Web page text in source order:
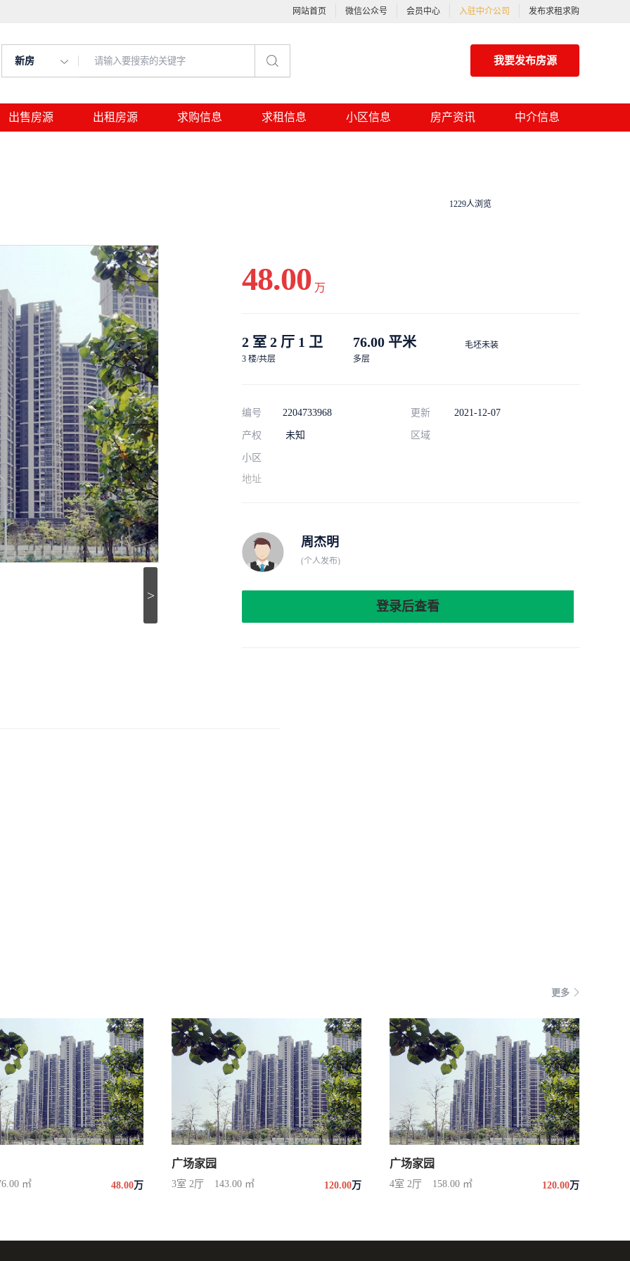
网站首页 微信公众号 会员中心 入驻中介公司 发布求租求购
新房 我要发布房源
出售房源 出租房源 求购信息 求租信息 小区信息 房产资讯 中介信息
1229人浏览
>
48.00 万
2 室 2 厅 1 卫
3 楼/共层
76.00 平米
多层
毛坯未装
编号 2204733968 更新 2021-12-07
产权 未知 区域
小区
地址
周杰明
(个人发布)
登录后查看
更多
㎡ 48.00万
广场家园
3室 2厅 143.00 ㎡ 120.00万
广场家园
4室 2厅 158.00 ㎡ 120.00万